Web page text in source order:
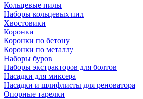
Кольцевые пилы
Наборы кольцевых пил
Хвостовики
Коронки
Коронки по бетону
Коронки по металлу
Наборы буров
Наборы экстракторов для болтов
Насадки для миксера
Насадки и шлифлисты для реноватора
Опорные тарелки